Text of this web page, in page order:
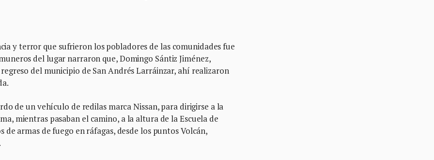
y terror que sufrieron los pobladores de las comunidades fue
del lugar narraron que, Domingo Sántiz Jiménez,
del municipio de San Andrés Larráinzar, ahí realizaron
de un vehículo de redilas marca Nissan, para dirigirse a la
mientras pasaban el camino, a la altura de la Escuela de
armas de fuego en ráfagas, desde los puntos Volcán,